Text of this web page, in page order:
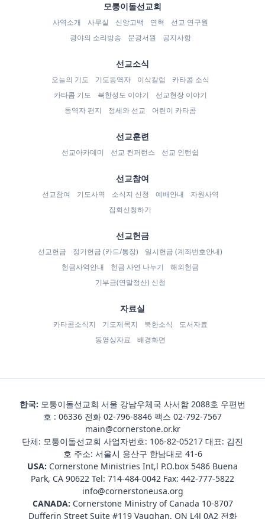
모퉁이돌선교회
사역소개 사무실 신앙고백 연혁
선교 연구원
광야의 소리방송
문광서원 공지사항
선교소식
오늘의 기도 기도동역자 이삭칼럼
카타콤 소식
카타콤 기도
북한성도 이야기
선교현장 이야기
동역자 편지
정세와 선교 어린이 카타콤
선교훈련
선교아카데미 선교 컨퍼런스 선교 인턴쉽
선교참여
선교참여 기도사역 소식지 신청 예배안내
자원사역
집회신청하기
선교헌금
선교헌금 정기헌금 (카드/통장)
일시헌금 (계좌번호안내)
헌금사역안내
헌금 사연 나누기
해외헌금
기부금(연말정산) 신청
자료실
카타콤소식지 기도제목지 북한소식
도서자료
동영상자료
배경화면
한국: 모퉁이돌선교회 서울 강남우체국 사서함 2088호 우편번
호 : 06336 전화 02-796-8846 팩스 02-792-7567
main@cornerstone.or.kr
단체: 모퉁이돌선교회 사업자번호: 106-82-05217 대표: 김진
호 주소: 서울시 용산구 한남대로 41-6
USA: Cornerstone Ministries Int,l P.O.box 5486 Buena
Park, CA 90622 Tel: 714-484-0042 Fax: 442-777-5822
info@cornerstoneusa.org
CANADA: Cornerstone Ministry of Canada 10-8707
Dufferin Street Suite #119 Vaughan, ON L4J 0A2 전화